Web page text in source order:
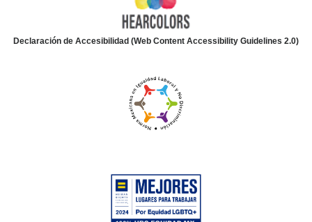
Declaración de Accesibilidad (Web Content Accessibility Guidelines 2.0)